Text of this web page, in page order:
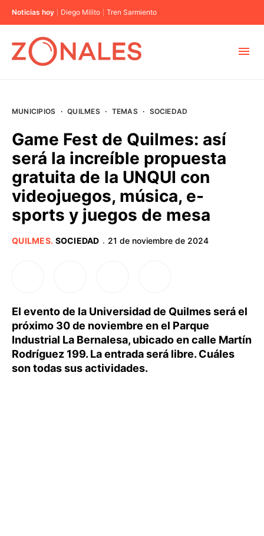
Noticias hoy Diego Milito Tren Sarmiento
BUENOS AIRES
PROVINCIAS
MUNICIPIOS · QUILMES · TEMAS · SOCIEDAD
Game Fest de Quilmes: así
será la increíble propuesta
gratuita de la UNQUI con
videojuegos, música, e-
sports y juegos de mesa
QUILMES. SOCIEDAD · 21 de noviembre de 2024
El evento de la Universidad de Quilmes será el
próximo 30 de noviembre en el Parque
Industrial La Bernalesa, ubicado en calle Martín
Rodríguez 199. La entrada será libre. Cuáles
son todas sus actividades.